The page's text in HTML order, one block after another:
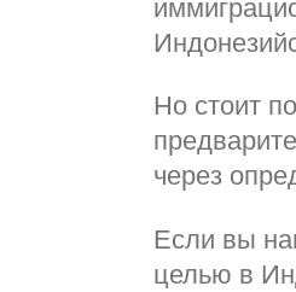
Но стоит
через
Если вы
целью в